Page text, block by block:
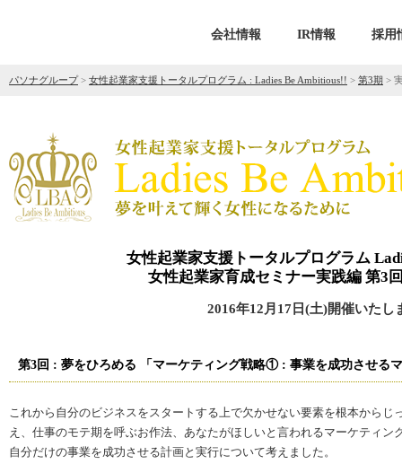
会社情報 IR情報 採用
パソナグループ> 女性起業家支援トータルプログラム : Ladies Be Ambitious!! > 第3期 >
女性起業家支援トータルプログラム
女性起業家育成セミナー実践編 第3
2016年12月17日(土)開催いたし
第3回 : 夢をひろめる 「マーケティング戦略① : 事業を成功させる
これから自分のビジネスをスタートする上で欠かせない要素を根本からじ
え、仕事のモテ期を呼ぶお作法、あなたがほしいと言われるマーケティン
自分だけの事業を成功させる計画と実行について考えました。